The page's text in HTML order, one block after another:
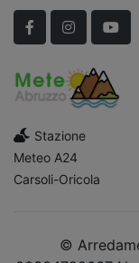
FacebookInstagram
Stazione
Meteo A24
Carsoli-Oricola
©